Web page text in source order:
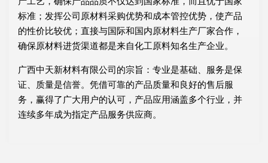
标准；发挥公司原材料采购优势和成本管控优势，使产品
的性价比较优；直接与国际和国内原材料生产厂家合作，
确保原材料进货渠道都是来自化工原料知名生产企业。
广西中天新材料有限公司的宗旨：专业是基础、服务是保
证、质量是信誉。凭借可靠的产品质量和良好的售后服
务，赢得了广大用户的认可，产品应用涵盖多个行业，并
连续多年成为指定产品服务供应商。